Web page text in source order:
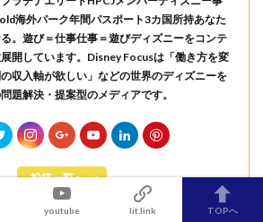
海外パーク年間パスポート3カ国所持あなた
。遊び＝仕事仕事＝遊びディズニーをコンテ
開しています。Disney Focusは「働き方を変
収入軸が欲しい」などの世界のディズニーを
題解決・提案型のメディアです。
投稿一覧へ
youtube lit.link TOPへ